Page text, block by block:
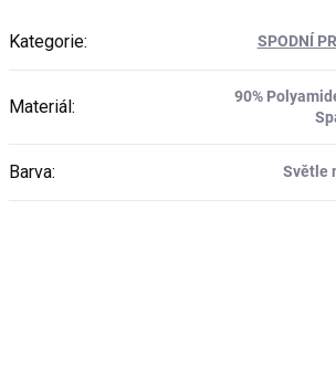
Kategorie: SPODNÍ
Materiál:
90%
Barva: Světle